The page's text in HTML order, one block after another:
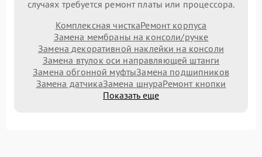
случаях требуется ремонт платы или процессора.
Комплексная чисткаРемонт корпуса
Замена мембраны на консоли/ручке
Замена декоративной наклейки на консоли
Замена втулок оси направляющей штанги
Замена обгонной муфтыЗамена подшипников
Замена датчикаЗамена шнураРемонт кнопки
Показать еще